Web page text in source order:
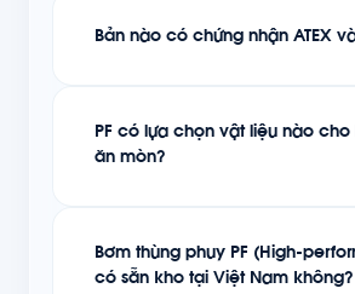
Bản nào có chứng nhận ATEX
PF có lựa chọn vật liệu nào cho
ăn mòn?
Bơm thùng phuy PF (High-
có sẵn kho tại Việt Nam không?